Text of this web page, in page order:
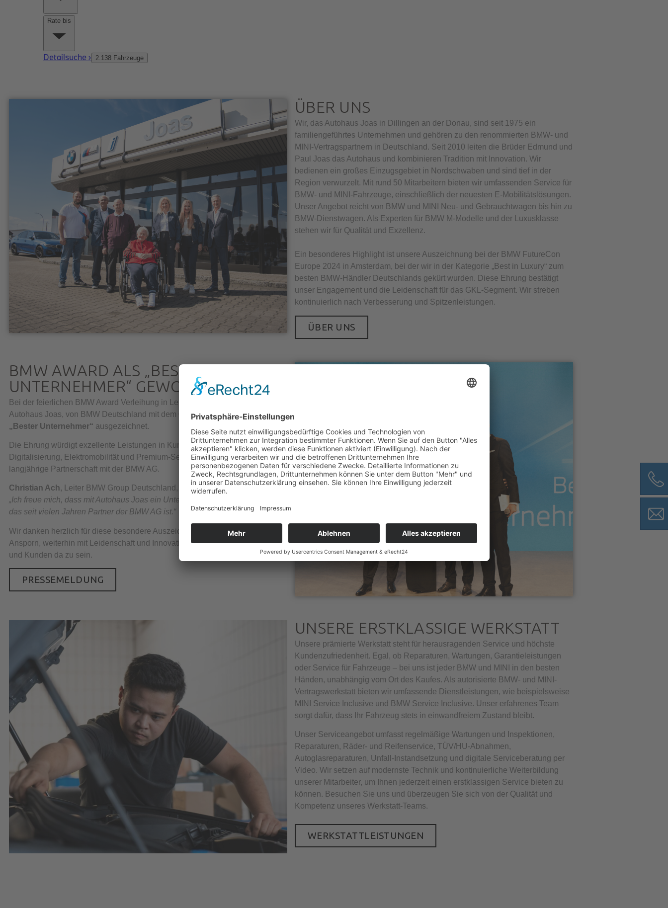
ÜBER UNS
Wir, das Autohaus Joas in Dillingen an der Donau, sind seit 1975 ein
familiengeführtes Unternehmen und gehören zu den renommierten BMW- und
MINI-Vertragspartnern in Deutschland. Seit 2010 leiten die Brüder Edmund und
Paul Joas das Autohaus und kombinieren Tradition mit Innovation. Wir
bedienen ein großes Einzugsgebiet in Nordschwaben und sind tief in der
Region verwurzelt. Mit rund 50 Mitarbeitern bieten wir umfassenden Service für
BMW- und MINI-Fahrzeuge, einschließlich der neuesten E-Mobilitätslösungen.
Unser Angebot reicht von BMW und MINI Neu- und Gebrauchtwagen bis hin zu
BMW-Dienstwagen. Als Experten für BMW M-Modelle und der Luxusklasse
stehen wir für Qualität und Exzellenz.
Ein besonderes Highlight ist unsere Auszeichnung bei der BMW FutureCon
Europe 2024 in Amsterdam, bei der wir in der Kategorie „Best in Luxury“ zum
besten BMW-Händler Deutschlands gekürt wurden. Diese Ehrung bestätigt
unser Engagement und die Leidenschaft für das GKL-Segment. Wir streben
kontinuierlich nach Verbesserung und Spitzenleistungen.
ÜBER UNS
BMW AWARD ALS „BESTER
UNTERNEHMER“ GEWONNEN
Bei der feierlichen BMW Award Verleihung in Leipzig wurden wir, das
Autohaus Joas, von BMW Deutschland mit dem
Gesamtsieg in der Kategorie
„Bester Unternehmer“ ausgezeichnet.
Die Ehrung würdigt exzellente Leistungen in Kundenorientierung,
Digitalisierung, Elektromobilität und Premium-Service – sowie unsere
langjährige Partnerschaft mit der BMW AG.
Christian Ach, Leiter BMW Group Deutschland, sagte dazu:
„Ich freue mich, dass mit Autohaus Joas ein Unternehmen ausgezeichnet wird,
das seit vielen Jahren Partner der BMW AG ist.“
Wir danken herzlich für diese besondere Auszeichnung – und sehen sie als
Ansporn, weiterhin mit Leidenschaft und Innovationskraft für unsere Kundinnen
und Kunden da zu sein.
PRESSEMELDUNG
UNSERE ERSTKLASSIGE WERKSTATT
Unsere prämierte Werkstatt steht für herausragenden Service und höchste
Kundenzufriedenheit. Egal, ob Reparaturen, Wartungen, Garantieleistungen
oder Service für Fahrzeuge – bei uns ist jeder BMW und MINI in den besten
Händen, unabhängig vom Ort des Kaufes. Als autorisierte BMW- und MINI-
Vertragswerkstatt bieten wir umfassende Dienstleistungen, wie beispielsweise
MINI Service Inclusive und BMW Service Inclusive. Unser erfahrenes Team
sorgt dafür, dass Ihr Fahrzeug stets in einwandfreiem Zustand bleibt.
Unser Serviceangebot umfasst regelmäßige Wartungen und Inspektionen,
Reparaturen, Räder- und Reifenservice, TÜV/HU-Abnahmen,
Autoglasreparaturen, Unfall-Instandsetzung und digitale Serviceberatung per
Video. Wir setzen auf modernste Technik und kontinuierliche Weiterbildung
unserer Mitarbeiter, um Ihnen jederzeit einen erstklassigen Service bieten zu
können. Besuchen Sie uns und überzeugen Sie sich von der Qualität und
Kompetenz unseres Werkstatt-Teams.
WERKSTATTLEISTUNGEN